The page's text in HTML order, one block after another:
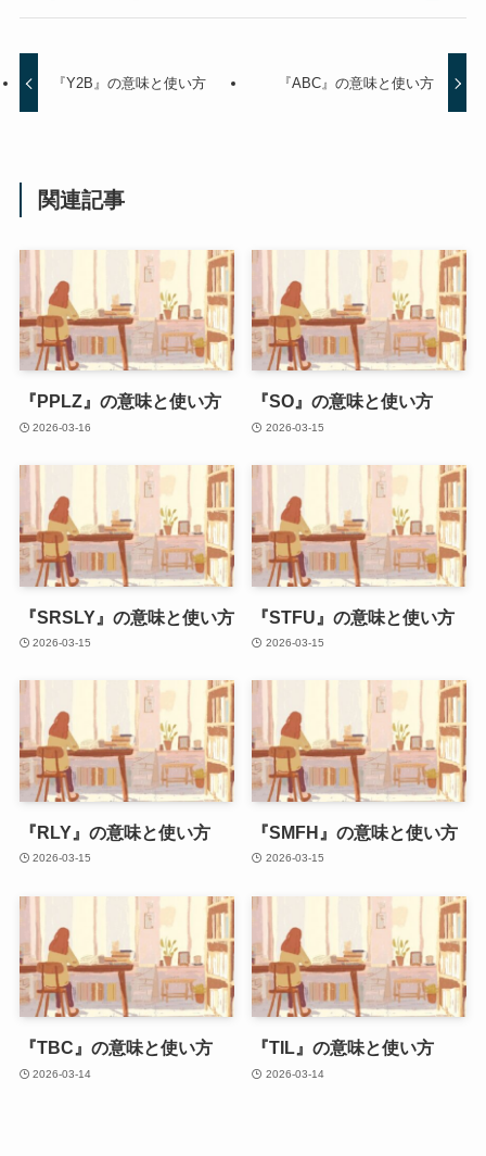
『Y2B』の意味と使い方 『ABC』の意味と使い方
関連記事
『PPLZ』の意味と使い方
2026-03-16
『SO』の意味と使い方
2026-03-15
『SRSLY』の意味と使い方
2026-03-15
『STFU』の意味と使い方
2026-03-15
『RLY』の意味と使い方
2026-03-15
『SMFH』の意味と使い方
2026-03-15
『TBC』の意味と使い方
2026-03-14
『TIL』の意味と使い方
2026-03-14